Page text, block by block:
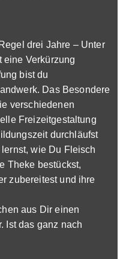
Berufswahltest.
Stelle finden.
im
drei Jahre – Unter
eine Verkürzung
bist du
Das Besondere
verschiedenen
Freizeitgestaltung
durchläufst
wie Du Fleisch
Theke bestückst,
zubereitest und ihre
aus Dir einen
Ist das ganz nach